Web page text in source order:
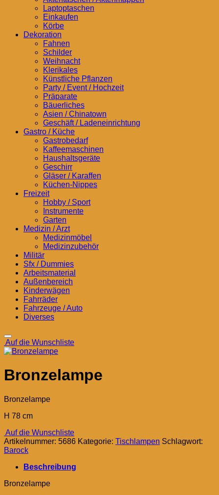
Laptoptaschen
Einkaufen
Körbe
Dekoration
Fahnen
Schilder
Weihnacht
Klerikales
Künstliche Pflanzen
Party / Event / Hochzeit
Präparate
Bäuerliches
Asien / Chinatown
Geschäft / Ladeneinrichtung
Gastro / Küche
Gastrobedarf
Kaffeemaschinen
Haushaltsgeräte
Geschirr
Gläser / Karaffen
Küchen-Nippes
Freizeit
Hobby / Sport
Instrumente
Garten
Medizin / Arzt
Medizinmöbel
Medizinzubehör
Militär
Sfx / Dummies
Arbeitsmaterial
Außenbereich
Kinderwägen
Fahrräder
Fahrzeuge / Auto
Diverses
Auf die Wunschliste
Bronzelampe
Bronzelampe
H 78 cm
Auf die Wunschliste
Artikelnummer: 5686 Kategorie: Tischlampen Schlagwort:
Barock
Beschreibung
Bronzelampe